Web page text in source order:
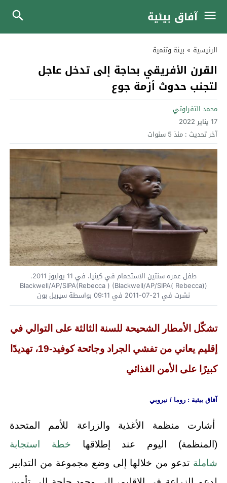
آفاق بيئية
الرئيسية » بيئة وتنمية
القرن الأفريقي بحاجة إلى تدخل عاجل
لتجنب حدوث أزمة جوع
محمد التفراوتي
17 يناير 2022
آخر تحديث : منذ 5 سنوات
طفل عمره سنتين الاستحمام في كينيا، في 11 يوليوز 2011.
((Rebecca )Blackwell/AP/SIPA(Rebecca ) (Blackwell/AP/SIPA
نشرت في 21-07-2011 في 09:11 بواسطة سيريل بون
تشكّل الأمطار الشحيحة للسنة الثالثة على التوالي في
إقليم يعاني من تفشي الجراد وجائحة كوفيد-19، تهديدًا
كبيرًا على الأمن الغذائي
آفاق بيئية : روما / نيروبي
أشارت منظمة الأغذية والزراعة للأمم المتحدة
(المنظمة) اليوم عند إطلاقها خطة استجابة
شاملة تدعو من خلالها إلى وضع مجموعة من التدابير